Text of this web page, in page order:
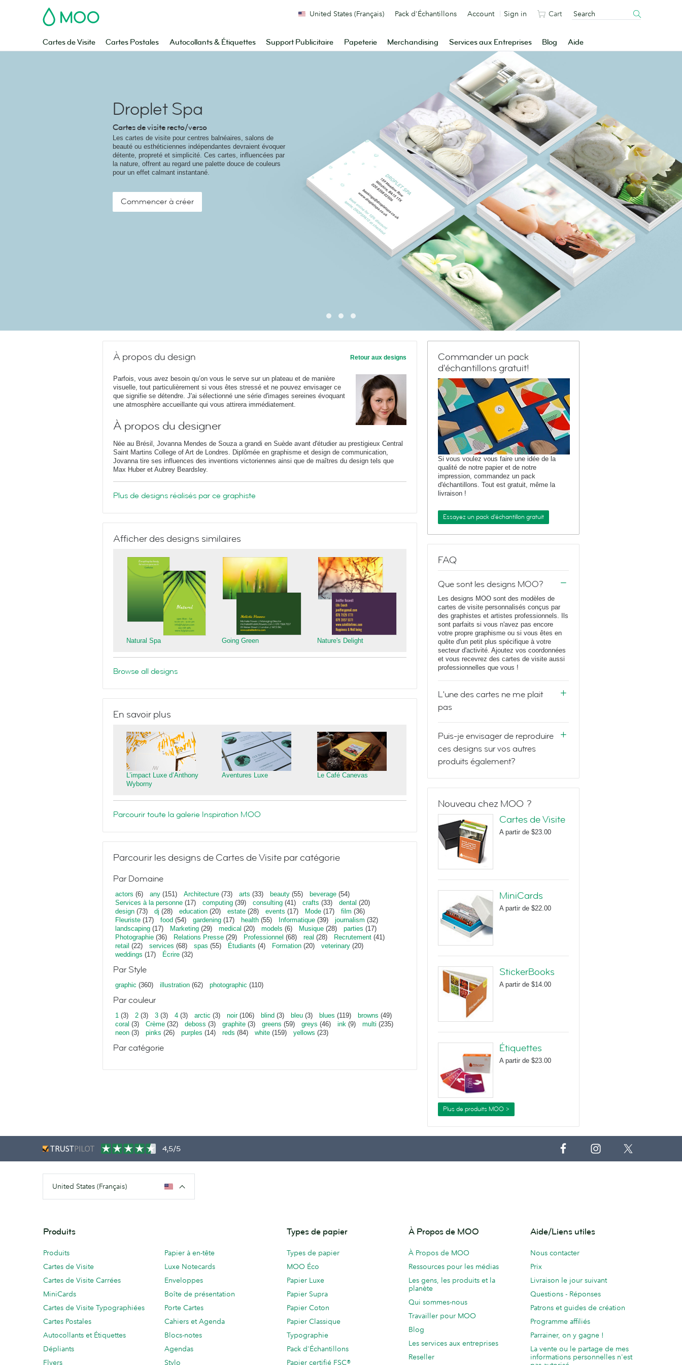
MOO
Cartes de Visite Cartes Postales Autocollants & Étiquettes Support Publicitaire Papeterie Merchandising Services aux Entreprises Blog Aide
United States (Français) Pack d'Échantillons Account Sign in Cart
Droplet Spa
Cartes de visite recto/verso
Les cartes de visite pour centres balnéaires, salons de
beauté ou esthéticiennes indépendantes devraient évoquer
détente, propreté et simplicité. Ces cartes, influencées par
la nature, offrent au regard une palette douce de couleurs
pour un effet calmant instantané.
Commencer à créer
À propos du design Retour aux designs
Parfois, vous avez besoin qu’on vous le serve sur un plateau et de manière
visuelle, tout particulièrement si vous êtes stressé et ne pouvez envisager ce
que signifie se détendre. J'ai sélectionné une série d'images sereines évoquant
une atmosphère accueillante qui vous attirera immédiatement.
À propos du designer
Née au Brésil, Jovanna Mendes de Souza a grandi en Suède avant d'étudier au prestigieux Central
Saint Martins College of Art de Londres. Diplômée en graphisme et design de communication,
Jovanna tire ses influences des inventions victoriennes ainsi que de maîtres du design tels que
Max Huber et Aubrey Beardsley.
Plus de designs réalisés par ce graphiste
Afficher des designs similaires
Natural Spa Going Green Nature's Delight
Browse all designs
En savoir plus
L’impact Luxe d’Anthony
Wyborny
Aventures Luxe Le Café Canevas
Parcourir toute la galerie Inspiration MOO
Parcourir les designs de Cartes de Visite par catégorie
Par Domaine
actors (6) any (151) Architecture (73) arts (33) beauty (55) beverage (54)
Services à la personne (17) computing (39) consulting (41) crafts (33) dental (20)
design (73) dj (28) education (20) estate (28) events (17) Mode (17) film (36)
Fleuriste (17) food (54) gardening (17) health (55) Informatique (39) journalism (32)
landscaping (17) Marketing (29) medical (20) models (6) Musique (28) parties (17)
Photographie (36) Relations Presse (29) Professionnel (68) real (28) Recrutement (41)
retail (22) services (68) spas (55) Étudiants (4) Formation (20) veterinary (20)
weddings (17) Écrire (32)
Par Style
graphic (360) illustration (62) photographic (110)
Par couleur
1 (3) 2 (3) 3 (3) 4 (3) arctic (3) noir(106) blind (3) bleu (3) blues (119) browns (49)
coral (3) Crème (32) deboss (3) graphite (3) greens (59) greys (46) ink (9) multi (235)
neon (3) pinks (26) purples (14) reds (84) white (159) yellows (23)
Par catégorie
Commander un pack
d'échantillons gratuit!
Si vous voulez vous faire une idée de la
qualité de notre papier et de notre
impression, commandez un pack
d'échantillons. Tout est gratuit, même la
livraison !
Essayez un pack d'échantillon gratuit
FAQ
Que sont les designs MOO?
Les designs MOO sont des modèles de
cartes de visite personnalisés conçus par
des graphistes et artistes professionnels. Ils
sont parfaits si vous n'avez pas encore
votre propre graphisme ou si vous êtes en
quête d'un petit plus spécifique à votre
secteur d'activité. Ajoutez vos coordonnées
et vous recevrez des cartes de visite aussi
professionnelles que vous !
L'une des cartes ne me plait
pas
Puis-je envisager de reproduire
ces designs sur vos autres
produits également?
Nouveau chez MOO ?
Cartes de Visite
A partir de $23.00
MiniCards
A partir de $22.00
StickerBooks
A partir de $14.00
Étiquettes
A partir de $23.00
Plus de produits MOO >
4,5/5
United States (Français)
Produits
Produits
Cartes de Visite
Cartes de Visite Carrées
MiniCards
Cartes de Visite Typographiées
Cartes Postales
Autocollants et Étiquettes
Dépliants
Flyers
Papier à en-tête
Luxe Notecards
Enveloppes
Boîte de présentation
Porte Cartes
Cahiers et Agenda
Blocs-notes
Agendas
Stylo
Types de papier
Types de papier
MOO Éco
Papier Luxe
Papier Supra
Papier Coton
Papier Classique
Typographie
Pack d'Échantillons
Papier certifié FSC®
À Propos de MOO
À Propos de MOO
Ressources pour les médias
Les gens, les produits et la
planète
Qui sommes-nous
Travailler pour MOO
Blog
Les services aux entreprises
Reseller
Aide/Liens utiles
Nous contacter
Prix
Livraison le jour suivant
Questions - Réponses
Patrons et guides de création
Programme affiliés
Parrainer, on y gagne !
La vente ou le partage de mes
informations personnelles n'est